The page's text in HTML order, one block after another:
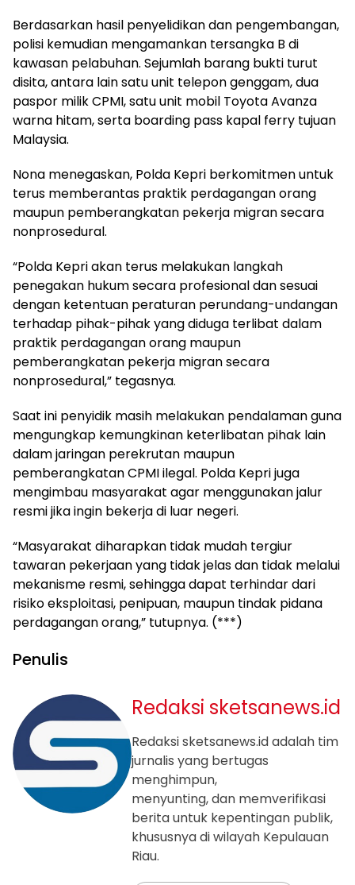
Berdasarkan hasil penyelidikan dan pengembangan,
polisi kemudian mengamankan tersangka B di
kawasan pelabuhan. Sejumlah barang bukti turut
disita, antara lain satu unit telepon genggam, dua
paspor milik CPMI, satu unit mobil Toyota Avanza
warna hitam, serta boarding pass kapal ferry tujuan
Malaysia.
Nona menegaskan, Polda Kepri berkomitmen untuk
terus memberantas praktik perdagangan orang
maupun pemberangkatan pekerja migran secara
nonprosedural.
“Polda Kepri akan terus melakukan langkah
penegakan hukum secara profesional dan sesuai
dengan ketentuan peraturan perundang-undangan
terhadap pihak-pihak yang diduga terlibat dalam
praktik perdagangan orang maupun
pemberangkatan pekerja migran secara
nonprosedural,” tegasnya.
Saat ini penyidik masih melakukan pendalaman guna
mengungkap kemungkinan keterlibatan pihak lain
dalam jaringan perekrutan maupun
pemberangkatan CPMI ilegal. Polda Kepri juga
mengimbau masyarakat agar menggunakan jalur
resmi jika ingin bekerja di luar negeri.
“Masyarakat diharapkan tidak mudah tergiur
tawaran pekerjaan yang tidak jelas dan tidak melalui
mekanisme resmi, sehingga dapat terhindar dari
risiko eksploitasi, penipuan, maupun tindak pidana
perdagangan orang,” tutupnya. (***)
Penulis
Redaksi sketsanews.id
Redaksi sketsanews.id adalah tim
jurnalis yang bertugas
menghimpun,
menyunting, dan memverifikasi
berita untuk kepentingan publik,
khususnya di wilayah Kepulauan
Riau.